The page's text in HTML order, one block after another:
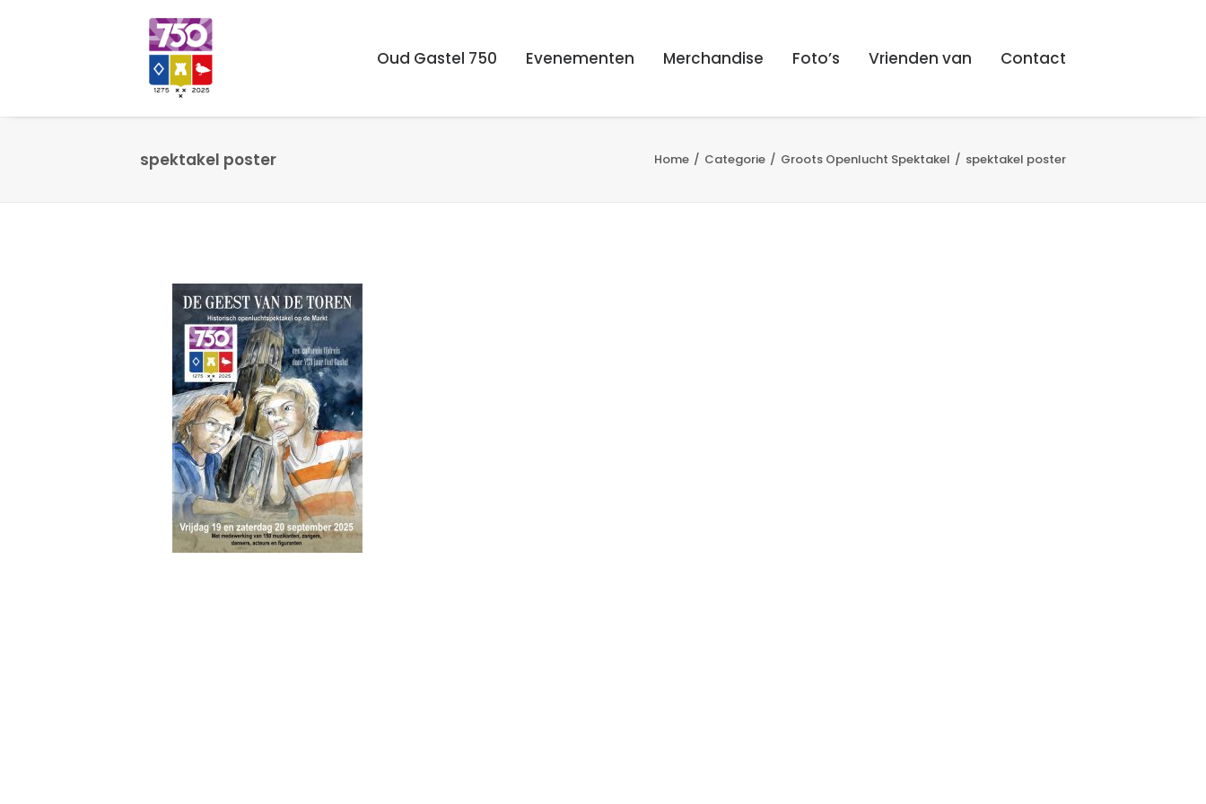
Oud Gastel 750 Evenementen Merchandise Foto’s Vrienden van Contact
spektakel poster Home Categorie Groots Openlucht Spektakel spektakel poster